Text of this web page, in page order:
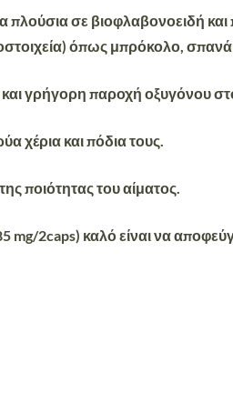
πλούσια σε βιοφλαβονοειδή
όπως μπρόκολο,
γρήγορη παροχή οξυγόνου
χέρια και πόδια τους.
ποιότητας του αίματος.
mg/2caps) καλό είναι να